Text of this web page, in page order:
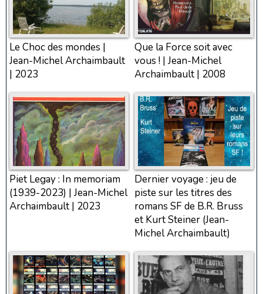
Le Choc des mondes |
Jean-Michel Archaimbault
| 2023
Que la Force soit avec
vous ! | Jean-Michel
Archaimbault | 2008
Piet Legay : In memoriam
(1939-2023) | Jean-Michel
Archaimbault | 2023
Dernier voyage : jeu de
piste sur les titres des
romans SF de B.R. Bruss
et Kurt Steiner (Jean-
Michel Archaimbault)